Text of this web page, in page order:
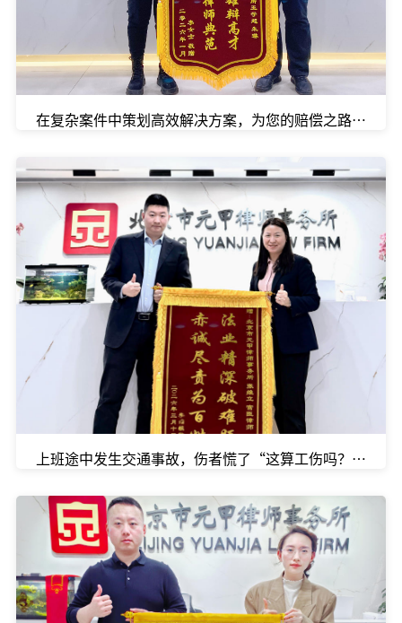
在复杂案件中策划高效解决方案，为您的赔偿之路提速
上班途中发生交通事故，伤者慌了“这算工伤吗？公司